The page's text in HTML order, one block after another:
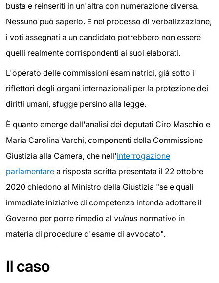
busta e reinseriti in un'altra con numerazione diversa.
Nessuno può saperlo. E nel processo di verbalizzazione,
i voti assegnati a un candidato potrebbero non essere
quelli realmente corrispondenti ai suoi elaborati.
L'operato delle commissioni esaminatrici, già sotto i
riflettori degli organi internazionali per la protezione dei
diritti umani, sfugge persino alla legge.
È quanto emerge dall'analisi dei deputati Ciro Maschio e
Maria Carolina Varchi, componenti della Commissione
Giustizia alla Camera, che nell'interrogazione
parlamentare a risposta scritta presentata il 22 ottobre
2020 chiedono al Ministro della Giustizia "se e quali
immediate iniziative di competenza intenda adottare il
Governo per porre rimedio al vulnus normativo in
materia di procedure d'esame di avvocato".
Il caso